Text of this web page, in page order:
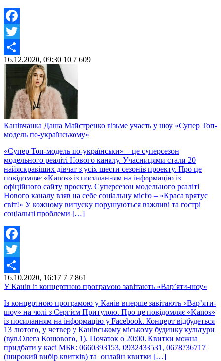
Facebook
Twitter
Share
16.12.2020, 09:30 10 7 609
Канівчанка Даша Майстренко візьме участь у шоу «Супер Топ-
модель по-українському»
«Супер Топ-модель по-українськи» – це суперсезон
модельного реаліті Нового каналу. Учасницями стали 20
найяскравіших дівчат з усіх шести сезонів проекту. Про це
повідомляє «Kanos» із посиланням на інформацію із
офіційного сайту проєкту. Суперсезон модельного реаліті
Нового каналу взяв на себе соціальну місію – «Краса врятує
світ!» У кожному випуску порушуються важливі та гострі
соціальні проблеми […]
Facebook
Twitter
Share
16.10.2020, 16:17 7 7 861
У Канів із концертною програмою завітають «Вар’яти-шоу»
Із концертною програмою у Канів вперше завітають «Вар’яти-
шоу» на чолі з Сергієм Притулою. Про це повідомляє «Kanos»
із посиланням на інформацію у Facebook. Концерт відбудеться
13 лютого, у четвер у Канівському міському будинку культури
(вул.Олега Кошового, 1). Початок о 20:00. Квитки можна
придбати у касі МБК: 0660393153, 0932433531, 0678736717
(широкий вибір квитків) та онлайн квитки […]